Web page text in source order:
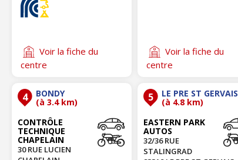
Voir la fiche du
centre
Voir la fiche du
centre
4 BONDY
(à 3.4 km)
CONTRÔLE
TECHNIQUE
CHAPELAIN
30 RUE LUCIEN
5 LE PRE ST GERVAIS
(à 4.8 km)
EASTERN PARK
AUTOS
32/36 RUE
STALINGRAD